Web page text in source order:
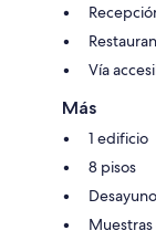
Vía
Más
1 edificio
8 pisos